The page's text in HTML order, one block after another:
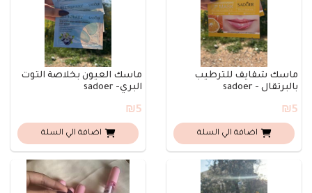
ماسك شفايف للترطيب
بالبرتقال - sadoer
₪5
اضافة الي السلة
ماسك العيون بخلاصة التوت
البري- sadoer
₪5
اضافة الي السلة